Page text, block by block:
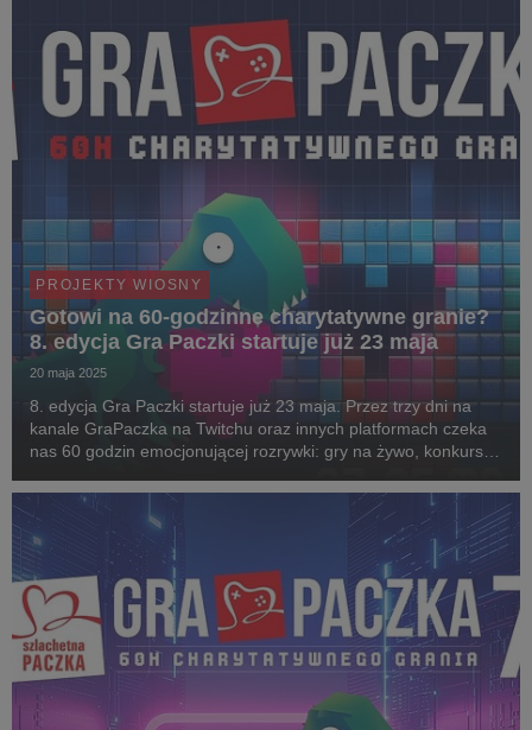
PROJEKTY WIOSNY
Gotowi na 60-godzinne charytatywne granie?
8. edycja Gra Paczki startuje już 23 maja
20 maja 2025
8. edycja Gra Paczki startuje już 23 maja. Przez trzy dni na
kanale GraPaczka na Twitchu oraz innych platformach czeka
nas 60 godzin emocjonującej rozrywki: gry na żywo, konkursy
eventu dołączą znani i lubiani st...